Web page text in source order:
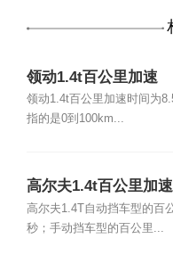
领动1.4t百公里加速
领动1.4t百公里加速时间为
指的是0到100km...
高尔夫1.4t百公里加速
高尔夫1.4T自动挡车型的百
秒；手动挡车型的百公里...